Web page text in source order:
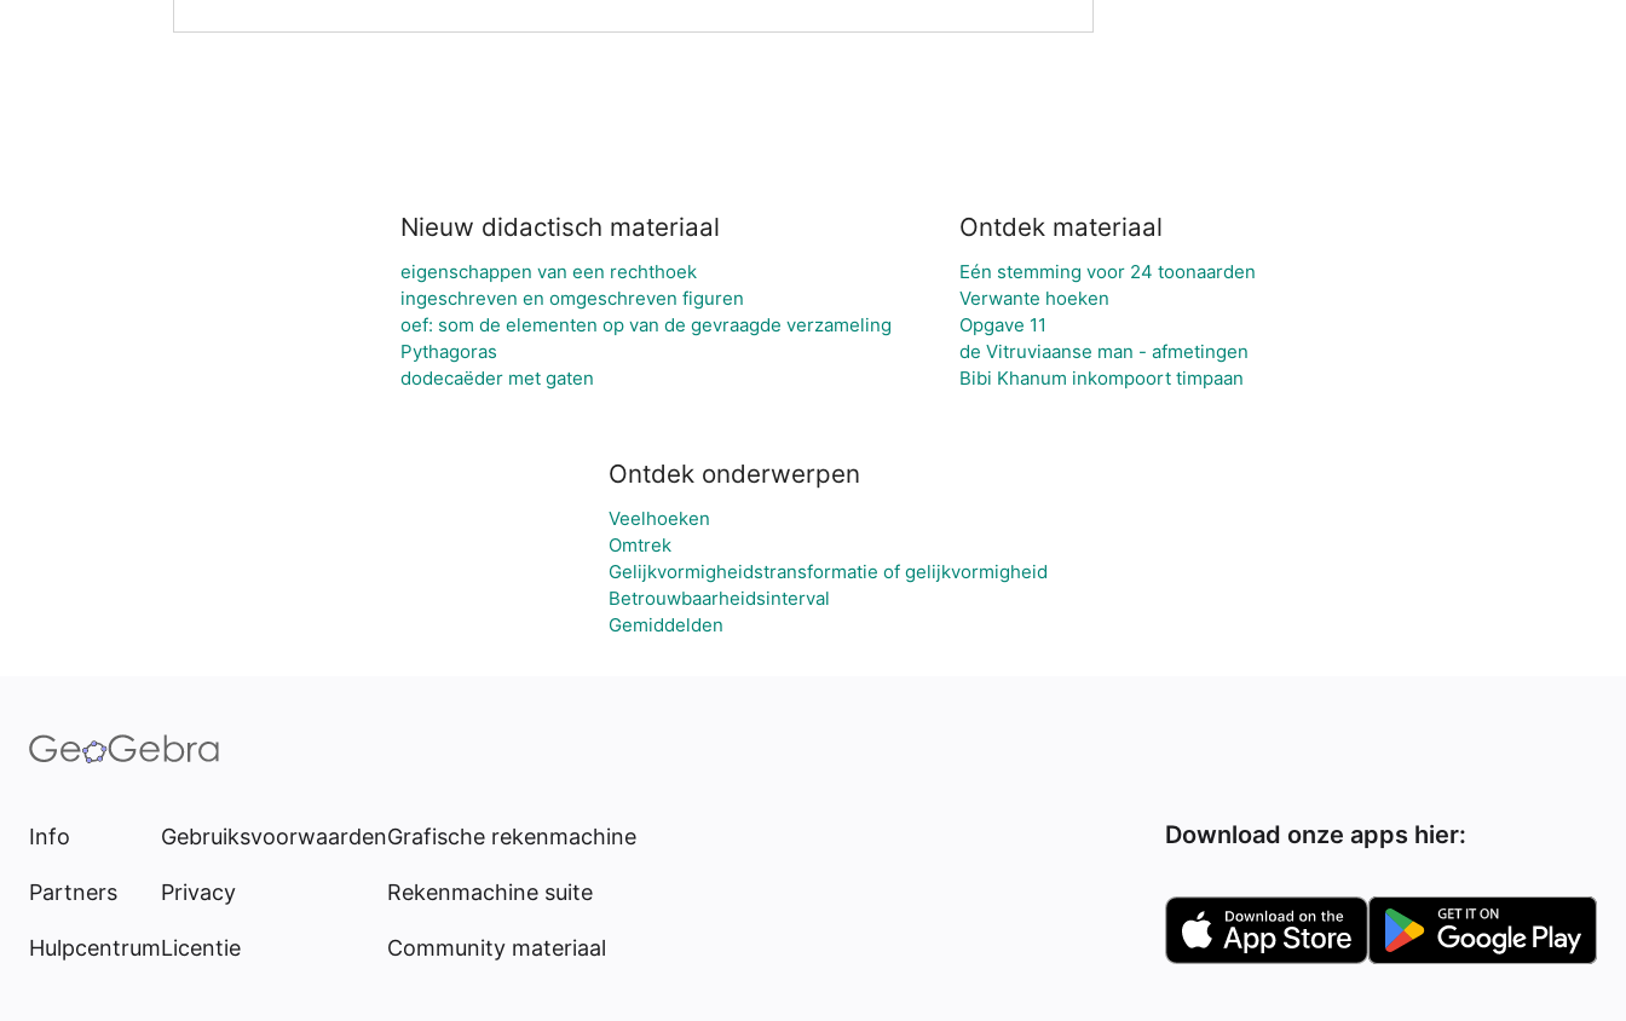
Nieuw didactisch materiaal
eigenschappen van een rechthoek
ingeschreven en omgeschreven figuren
oef: som de elementen op van de gevraagde verzameling
Pythagoras
dodecaëder met gaten
Ontdek materiaal
Eén stemming voor 24 toonaarden
Verwante hoeken
Opgave 11
de Vitruviaanse man - afmetingen
Bibi Khanum inkompoort timpaan
Ontdek onderwerpen
Veelhoeken
Omtrek
Gelijkvormigheidstransformatie of gelijkvormigheid
Betrouwbaarheidsinterval
Gemiddelden
Info
Partners
Hulpcentrum
Gebruiksvoorwaarden
Privacy
Licentie
Grafische rekenmachine
Rekenmachine suite
Community materiaal
Download onze apps hier: